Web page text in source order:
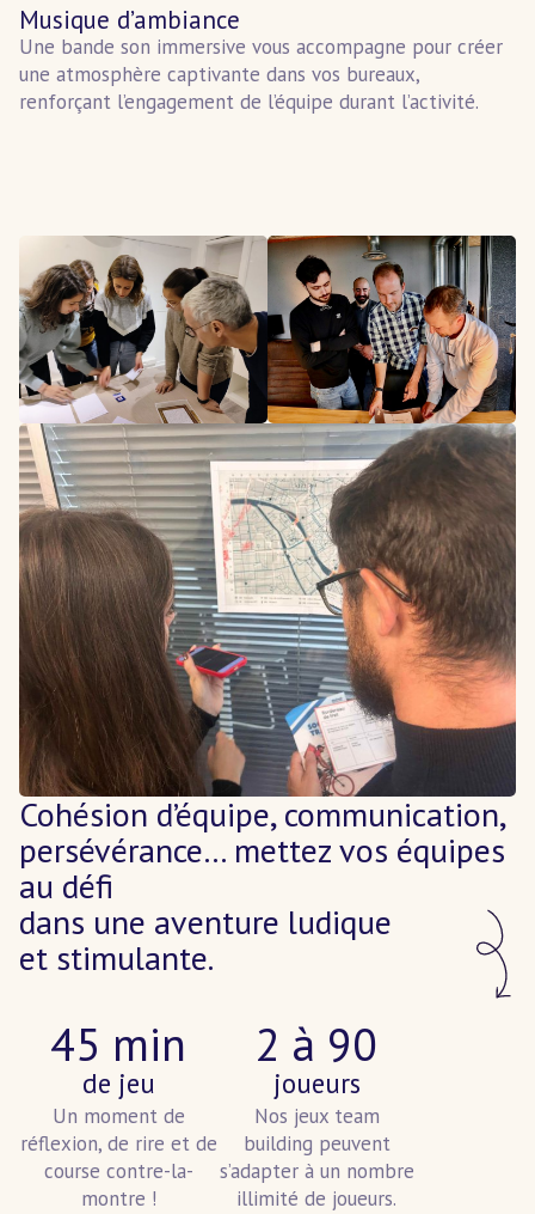
Musique d’ambiance
Une bande son immersive vous accompagne pour créer
une atmosphère captivante dans vos bureaux,
renforçant l’engagement de l’équipe durant l’activité.
Cohésion d’équipe, communication,
persévérance… mettez vos équipes
au défi
dans une aventure ludique
et stimulante.
45 min
de jeu
Un moment de
réflexion, de rire et de
course contre-la-
montre !
2 à 90
joueurs
Nos jeux team
building peuvent
s’adapter à un nombre
illimité de joueurs.